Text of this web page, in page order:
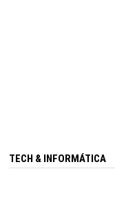
TECH & INFORMÁTICA